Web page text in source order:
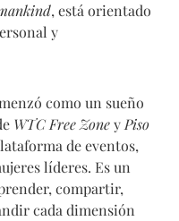
, está orientado
y
como un sueño
WTC Free ZoneyPiso
de eventos,
líderes. Es un
compartir,
cada dimensión